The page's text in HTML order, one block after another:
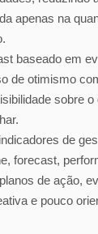
apenas na
baseado em
de otimismo
sobre o
de
forecast,
de ação,
e pouco